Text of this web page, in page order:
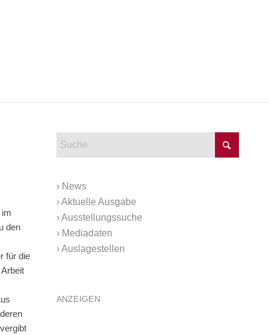
den
für die
› News
›Aktuelle Ausgabe
›Ausstellungssuche
› Mediadaten
›Auslagestellen
ANZEIGEN